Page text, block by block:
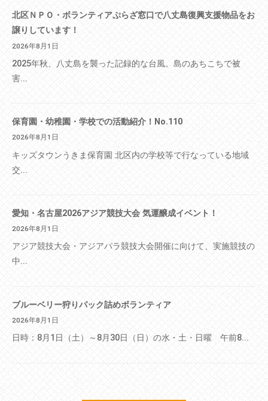
北区ＮＰＯ・ボランティアぷらざ窓口で八丈島復興支援物品をお
譲りしています！
2026年8月1日
2025年秋、八丈島を襲った記録的な台風。島のあちこちで被
害...
保育園・幼稚園・学校での活動紹介！No.110
2026年8月1日
キッズタウンうきま保育園 北区内の学校等で行なっている地域
交...
愛知・名古屋2026アジア競技大会 気運醸成イベント！
2026年8月1日
アジア競技大会・アジアパラ競技大会開催に向けて、実施競技の
中...
ブルーベリー狩りパック詰めボランティア
2026年8月1日
日時：8月1日（土）～8月30日（日）の水・土・日曜 午前8...